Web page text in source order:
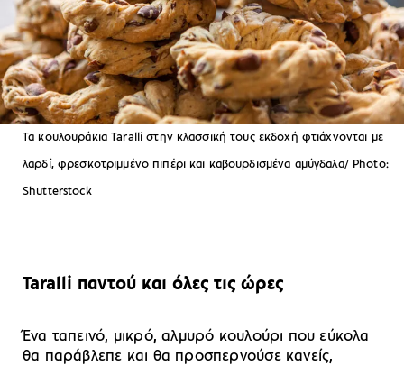
Τα κουλουράκια Taralli στην κλασσική τους εκδοχή φτιάχνονται με
λαρδί, φρεσκοτριμμένο πιπέρι και καβουρδισμένα αμύγδαλα/ Photo:
Shutterstock
Taralli παντού και όλες τις ώρες
Ένα ταπεινό, μικρό, αλμυρό κουλούρι που εύκολα
θα παράβλεπε και θα προσπερνούσε κανείς,